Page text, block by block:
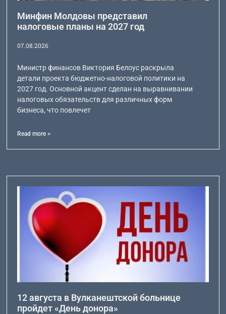
Минфин Молдовы представил
налоговые планы на 2027 год
07.08.2026
Министр финансов Виктория Белоус раскрыла
детали проекта бюджетно-налоговой политики на
2027 год. Основной акцент сделан на выравнивании
налоговых обязательств для различных форм
бизнеса, что повлечет
Read more >
12 августа в Вулканештской больнице
пройдет «День донора»